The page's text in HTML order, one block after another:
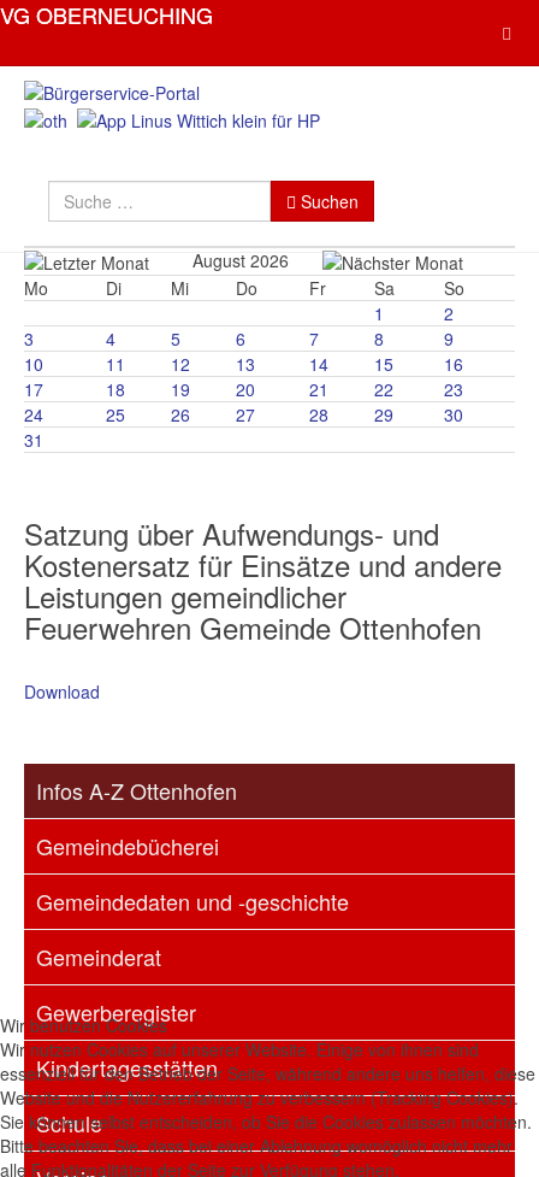
Suchen Type 2 or more characters for
Suchen
August 2026
Mo
Di Mi Do Fr Sa
So
1
2
3
4 5 6 7 8
9
10
11 12 13 14 15
16
17
18 19 20 21 22
23
24
25 26 27 28 29
30
31
Satzung über Aufwendungs- und
Kostenersatz für Einsätze und andere
Leistungen gemeindlicher
Feuerwehren Gemeinde Ottenhofen
Download
Infos A-Z Ottenhofen
Gemeindebücherei
Gemeindedaten und -geschichte
Gemeinderat
Gewerberegister
Kindertagesstätten
Schule
Wir benutzen Cookies
Wir nutzen Cookies auf unserer Website. Einige von ihnen sind
essenziell für den Betrieb der Seite, während andere uns helfen, diese
Website und die Nutzererfahrung zu verbessern (Tracking Cookies).
Sie können selbst entscheiden, ob Sie die Cookies zulassen möchten.
Bitte beachten Sie, dass bei einer Ablehnung womöglich nicht mehr
alle Funktionalitäten der Seite zur Verfügung stehen.